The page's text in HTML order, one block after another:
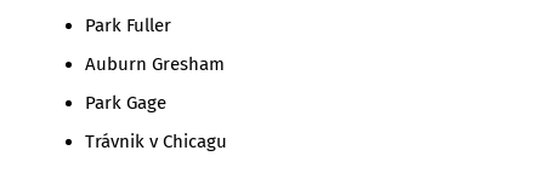
Park Fuller
Auburn Gresham
Park Gage
Trávnik v Chicagu